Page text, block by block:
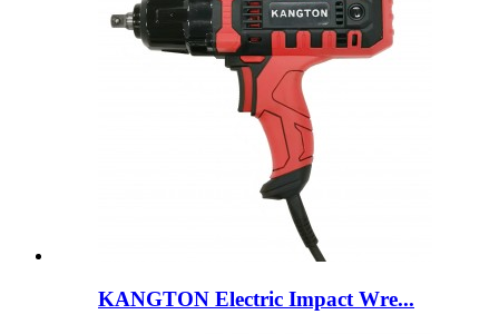
KANGTON Electric Impact Wre...